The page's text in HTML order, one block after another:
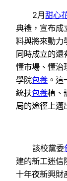
2月 甜心
典禮，宣布成
料與將來動力
同時成立的還
懂市場、懂治
學院包養 。
統扶包養植、
局的途徑上邁
該校黨委
建的新工迷信
十年夜新興財